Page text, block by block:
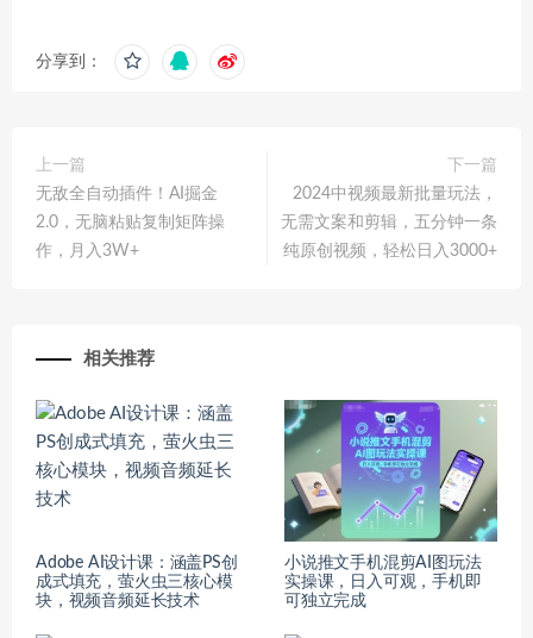
分享到：
上一篇
无敌全自动插件！AI掘金
2.0，无脑粘贴复制矩阵操
作，月入3W+
下一篇
2024中视频最新批量玩法，
无需文案和剪辑，五分钟一条
纯原创视频，轻松日入3000+
相关推荐
Adobe AI设计课：涵盖PS创
成式填充，萤火虫三核心模
块，视频音频延长技术
小说推文手机混剪AI图玩法
实操课，日入可观，手机即
可独立完成